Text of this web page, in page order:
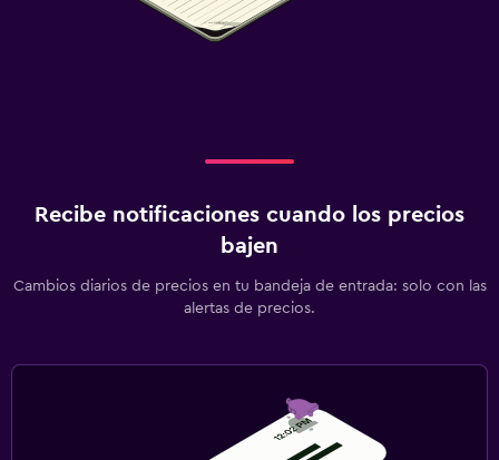
Recibe notificaciones cuando los precios
bajen
Cambios diarios de precios en tu bandeja de entrada: solo con las
alertas de precios.